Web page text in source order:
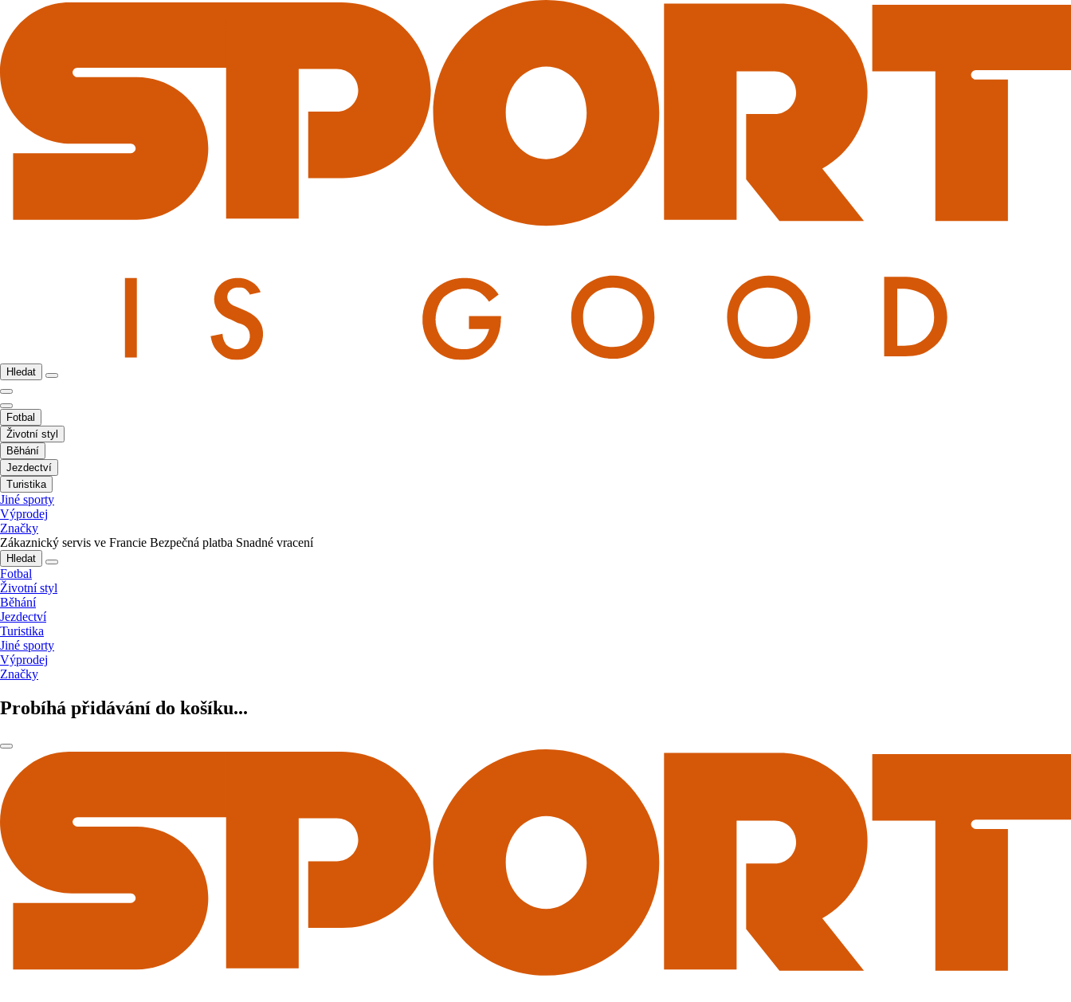
Hledat
Fotbal
Životní styl
Běhání
Jezdectví
Turistika
Jiné sporty
Výprodej
Značky
Zákaznický servis ve Francie Bezpečná platba Snadné vracení
Hledat
Fotbal
Životní styl
Běhání
Jezdectví
Turistika
Jiné sporty
Výprodej
Značky
Probíhá přidávání do košíku...